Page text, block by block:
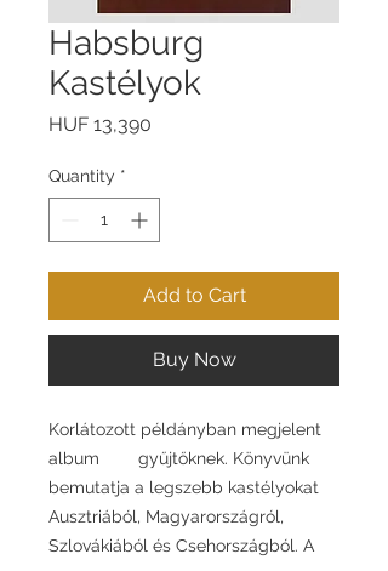
Habsburg
Kastélyok
HUF 13,390
Quantity *
Add to Cart
Buy Now
Korlátozott példányban megjelent
album gyűjtőknek. Könyvünk
bemutatja a legszebb kastélyokat
Ausztriából, Magyarországról,
Szlovákiából és Csehországból. A